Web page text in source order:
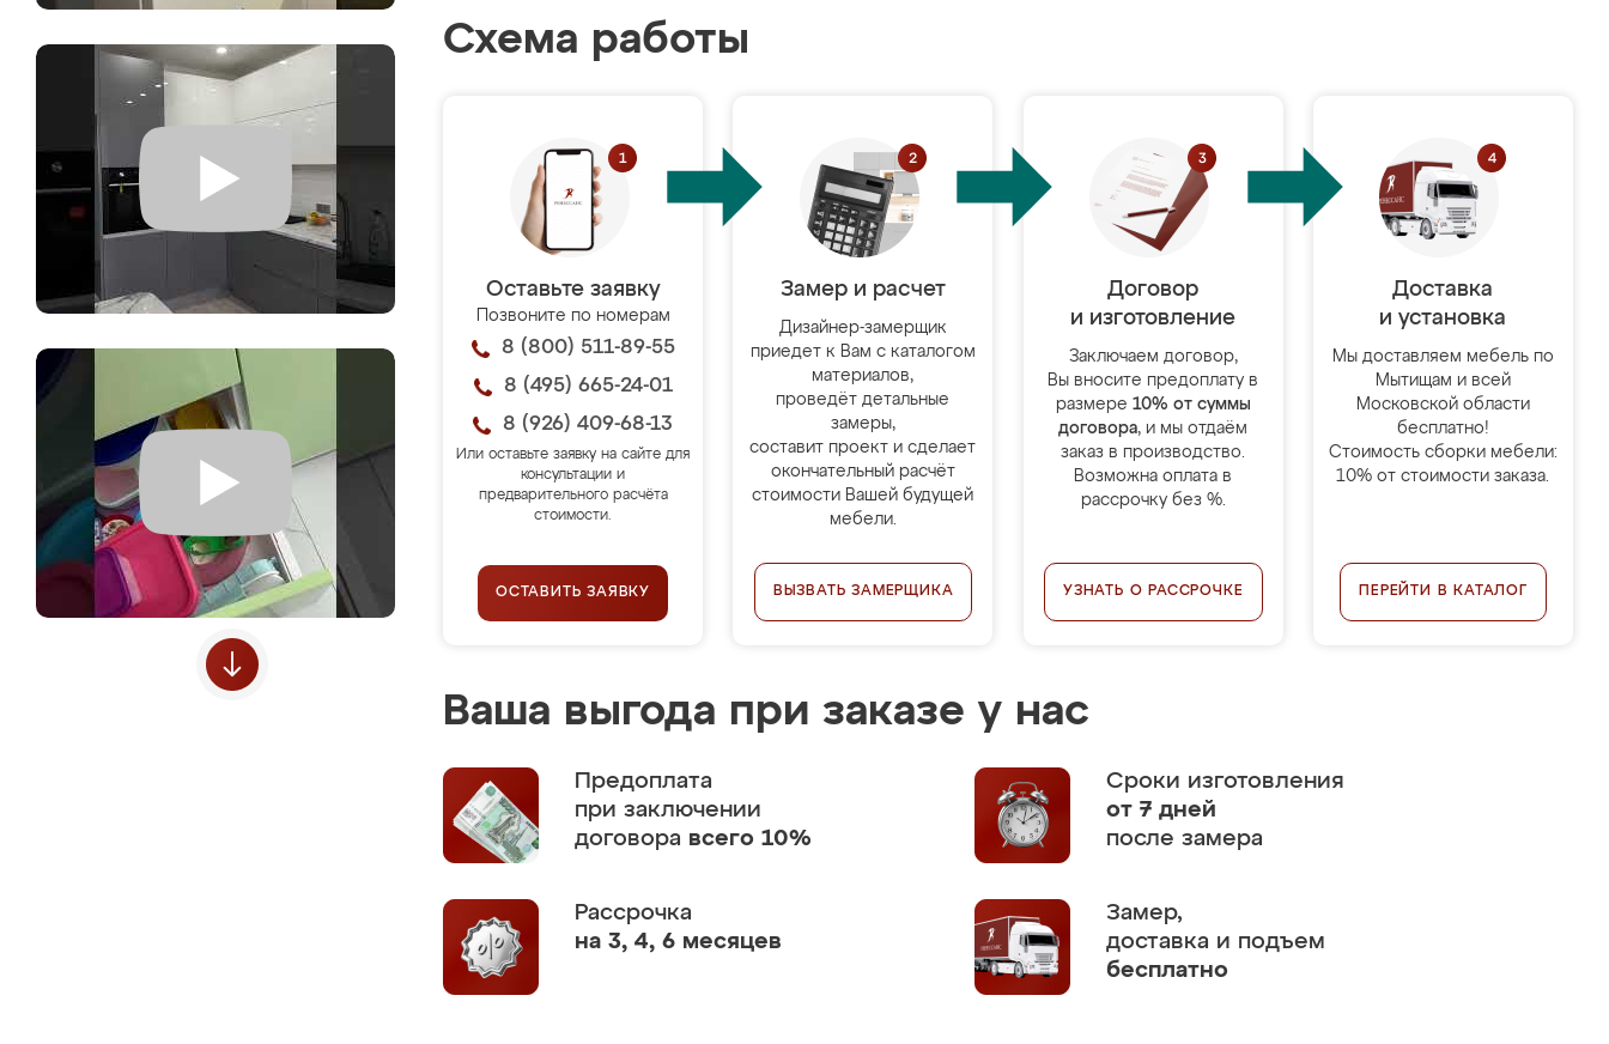
Схема работы
Оставьте заявку
Позвоните по номерам
8 (800) 511-89-55
8 (495) 665-24-01
8 (926) 409-68-13
Или оставьте заявку на сайте для
консультации и
предварительного расчёта
стоимости.
ОСТАВИТЬ ЗАЯВКУ
Замер и расчет
Дизайнер-замерщик
приедет к Вам с каталогом
материалов,
проведёт детальные
замеры,
составит проект и сделает
окончательный расчёт
стоимости Вашей будущей
мебели.
ВЫЗВАТЬ ЗАМЕРЩИКА
Договор
и изготовление
Заключаем договор,
Вы вносите предоплату в
размере 10% от суммы
договора, и мы отдаём
заказ в производство.
Возможна оплата в
рассрочку без %.
УЗНАТЬ О РАССРОЧКЕ
Доставка
и установка
Мы доставляем мебель по
Мытищам и всей
Московской области
бесплатно!
Стоимость сборки мебели:
10% от стоимости заказа.
ПЕРЕЙТИ В КАТАЛОГ
Ваша выгода при заказе у нас
Предоплата
при заключении
договора всего 10%
Сроки изготовления
от 7 дней
после замера
Рассрочка
на 3, 4, 6 месяцев
Замер,
доставка и подъем
бесплатно